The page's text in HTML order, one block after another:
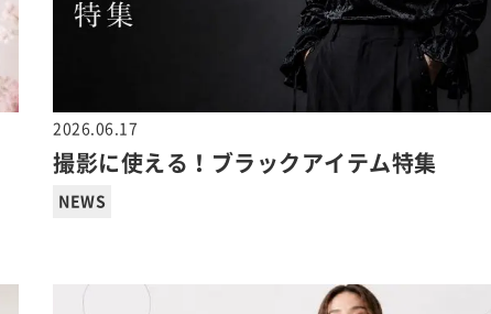
2026.06.17
撮影に使える！ブラックアイテム特集
NEWS